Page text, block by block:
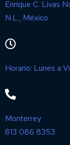
Enrique C. Livas
N.L., México
Horario: Lunes a
Monterrey
813 086 8353